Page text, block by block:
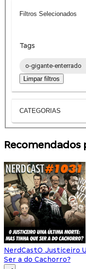
Filtros Selecionados
Tags
o-gigante-enterrado
Limpar filtros
CATEGORIAS
Recomendados
NerdCastO Justiceiro
Ser a do Cachorro?